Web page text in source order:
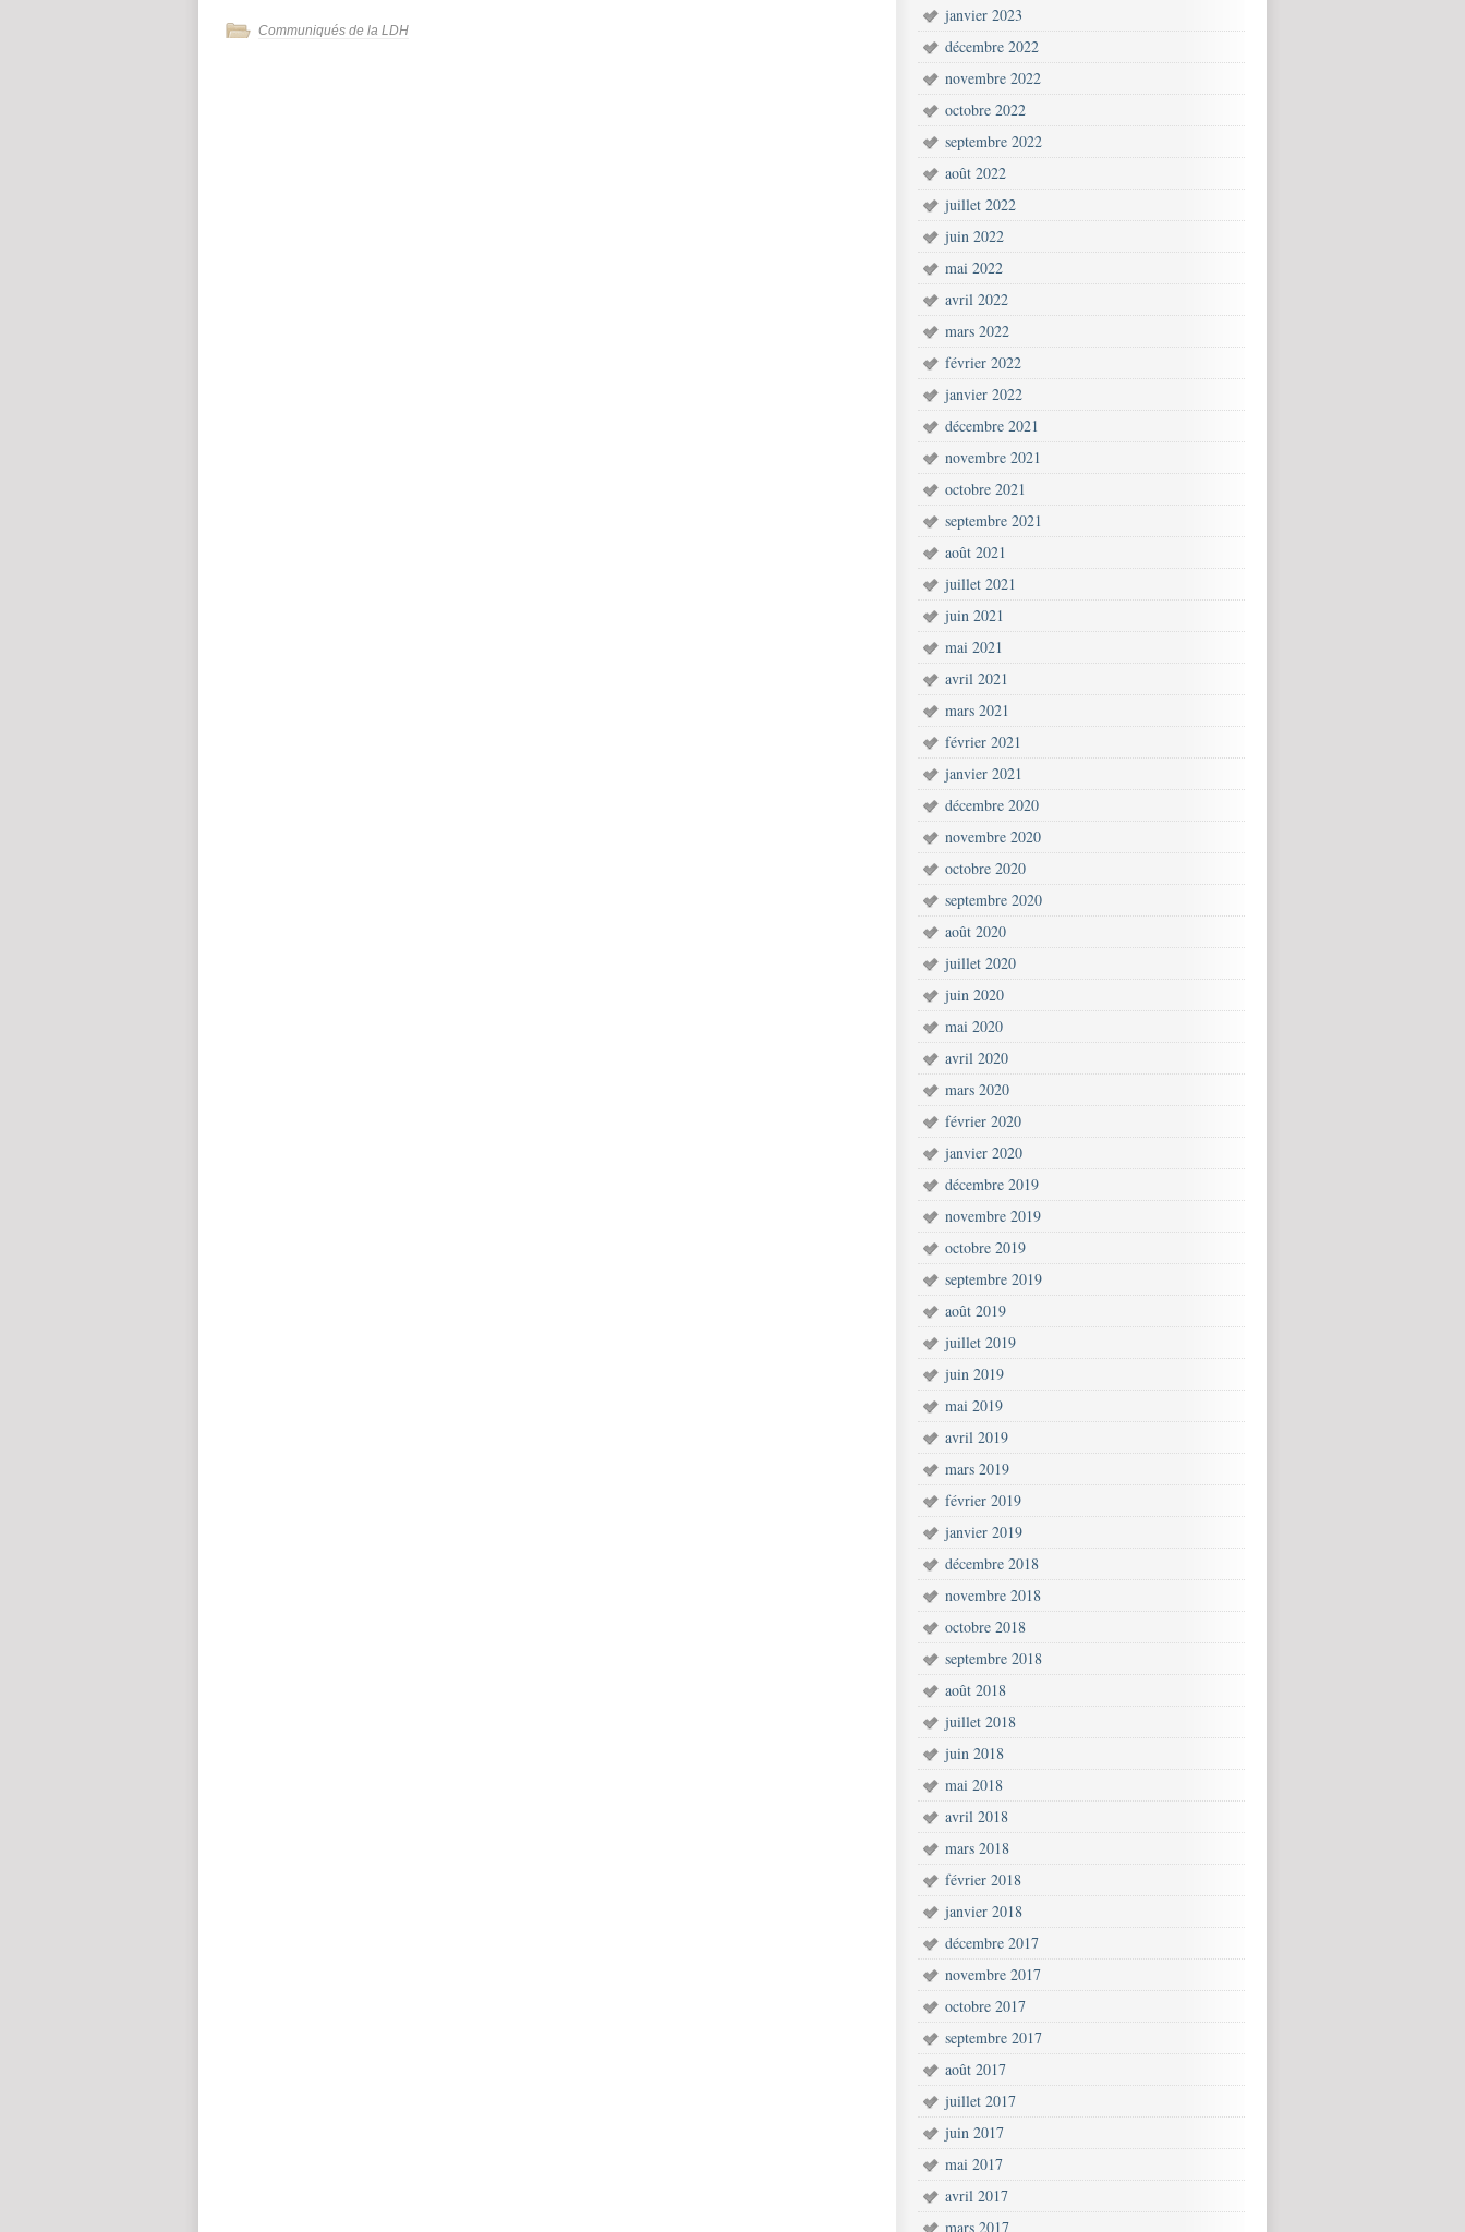
Communiqués de la LDH
janvier 2023
décembre 2022
novembre 2022
octobre 2022
septembre 2022
août 2022
juillet 2022
juin 2022
mai 2022
avril 2022
mars 2022
février 2022
janvier 2022
décembre 2021
novembre 2021
octobre 2021
septembre 2021
août 2021
juillet 2021
juin 2021
mai 2021
avril 2021
mars 2021
février 2021
janvier 2021
décembre 2020
novembre 2020
octobre 2020
septembre 2020
août 2020
juillet 2020
juin 2020
mai 2020
avril 2020
mars 2020
février 2020
janvier 2020
décembre 2019
novembre 2019
octobre 2019
septembre 2019
août 2019
juillet 2019
juin 2019
mai 2019
avril 2019
mars 2019
février 2019
janvier 2019
décembre 2018
novembre 2018
octobre 2018
septembre 2018
août 2018
juillet 2018
juin 2018
mai 2018
avril 2018
mars 2018
février 2018
janvier 2018
décembre 2017
novembre 2017
octobre 2017
septembre 2017
août 2017
juillet 2017
juin 2017
mai 2017
avril 2017
mars 2017